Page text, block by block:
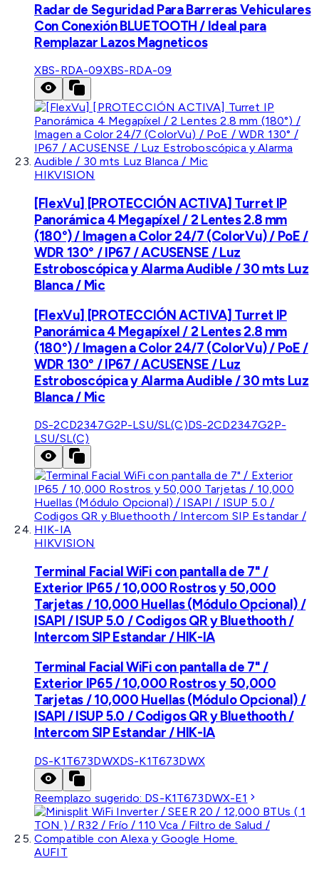
Radar de Seguridad Para Barreras Vehiculares
Con Conexión BLUETOOTH / Ideal para
Remplazar Lazos Magneticos
XBS-RDA-09XBS-RDA-09
HIKVISION
[FlexVu] [PROTECCIÓN ACTIVA] Turret IP
Panorámica 4 Megapíxel / 2 Lentes 2.8 mm
(180°) / Imagen a Color 24/7 (ColorVu) / PoE /
WDR 130° / IP67 / ACUSENSE / Luz
Estroboscópica y Alarma Audible / 30 mts Luz
Blanca / Mic
[FlexVu] [PROTECCIÓN ACTIVA] Turret IP
Panorámica 4 Megapíxel / 2 Lentes 2.8 mm
(180°) / Imagen a Color 24/7 (ColorVu) / PoE /
WDR 130° / IP67 / ACUSENSE / Luz
Estroboscópica y Alarma Audible / 30 mts Luz
Blanca / Mic
DS-2CD2347G2P-LSU/SL(C)DS-2CD2347G2P-
LSU/SL(C)
HIKVISION
Terminal Facial WiFi con pantalla de 7" /
Exterior IP65 / 10,000 Rostros y 50,000
Tarjetas / 10,000 Huellas (Módulo Opcional) /
ISAPI / ISUP 5.0 / Codigos QR y Bluethooth /
Intercom SIP Estandar / HIK-IA
Terminal Facial WiFi con pantalla de 7" /
Exterior IP65 / 10,000 Rostros y 50,000
Tarjetas / 10,000 Huellas (Módulo Opcional) /
ISAPI / ISUP 5.0 / Codigos QR y Bluethooth /
Intercom SIP Estandar / HIK-IA
DS-K1T673DWXDS-K1T673DWX
Reemplazo sugerido: DS-K1T673DWX-E1
AUFIT